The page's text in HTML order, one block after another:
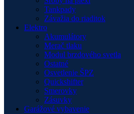
Tankpady
Závažia do riaditok
Elektro
Akumulátory
Merač tlaku
Modul brzdového svetla
Ostatné
Osvetlenie ŠPZ
Quickshifter
Smerovky
Zásuvky
Garážové vybavenie